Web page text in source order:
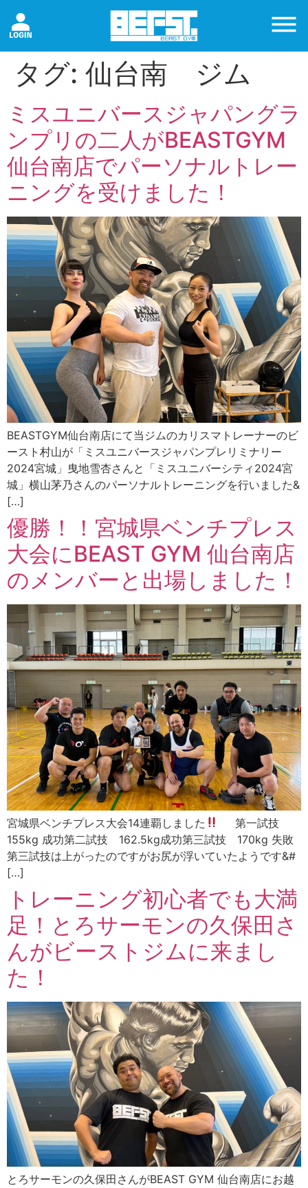
タグ: 仙台南 ジム
ミスユニバースジャパングラ
ンプリの二人がBEASTGYM
仙台南店でパーソナルトレー
ニングを受けました！
BEASTGYM仙台南店にて当ジムのカリスマトレーナーのビ
ースト村山が「ミスユニバースジャパンプレリミナリー
2024宮城」曳地雪杏さんと「ミスユニバーシティ2024宮
城」横山茅乃さんのパーソナルトレーニングを行いました&
[…]
優勝！！宮城県ベンチプレス
大会にBEAST GYM 仙台南店
のメンバーと出場しました！
宮城県ベンチプレス大会14連覇しました
第一試技
155kg 成功第二試技 162.5kg成功第三試技 170kg 失敗
第三試技は上がったのですがお尻が浮いていたようです&#
[…]
トレーニング初心者でも大満
足！とろサーモンの久保田さ
んがビーストジムに来まし
た！
とろサーモンの久保田さんがBEAST GYM 仙台南店にお越